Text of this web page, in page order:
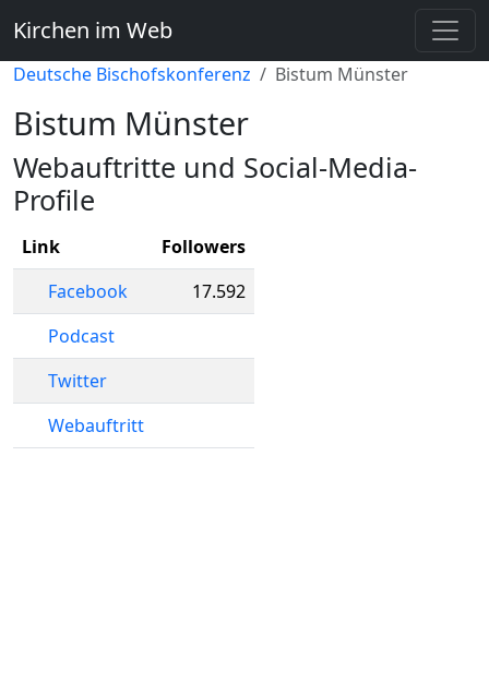
Kirchen im Web
Deutsche Bischofskonferenz Bistum Münster
Bistum Münster
Webauftritte und Social-Media-
Profile
Link
Followers
Facebook
17.592
Podcast
Twitter
Webauftritt